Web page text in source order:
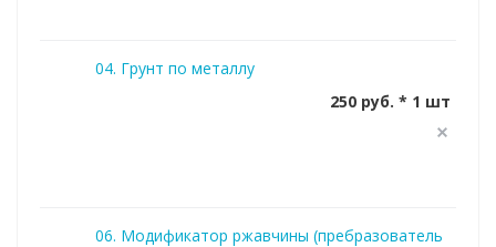
04. Грунт по металлу
250 руб. * 1 шт
06. Модификатор ржавчины (пребразователь